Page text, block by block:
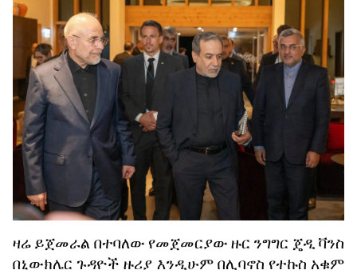
ዛሬ ይጀመራል በተባለው የመጀመርያው ዙር ንግግር ጄዲ ቫንስ
በኒውክሌር ጉዳዮች ዙሪያ እንዲሁም በሊባኖስ የተኩስ አቁም